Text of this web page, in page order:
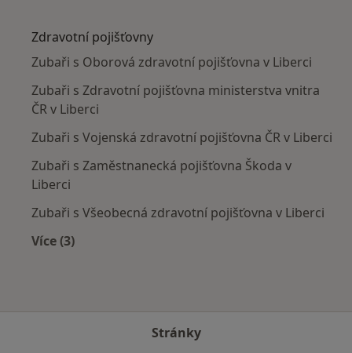
Zdravotní pojišťovny
Zubaři s Oborová zdravotní pojišťovna v Liberci
Zubaři s Zdravotní pojišťovna ministerstva vnitra
ČR v Liberci
Zubaři s Vojenská zdravotní pojišťovna ČR v Liberci
Zubaři s Zaměstnanecká pojišťovna Škoda v
Liberci
Zubaři s Všeobecná zdravotní pojišťovna v Liberci
Více (3)
Stránky